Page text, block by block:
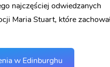
najczęściej odwiedzanych
Maria Stuart, które
w Edinburghu